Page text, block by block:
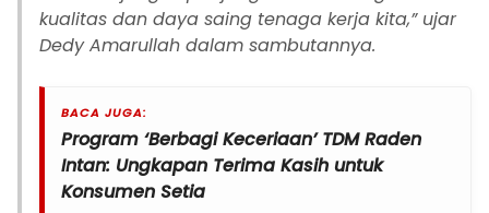
kualitas dan daya saing tenaga kerja kita,” ujar
Dedy Amarullah dalam sambutannya.
BACA JUGA:
Program ‘Berbagi Keceriaan’ TDM Raden
Intan: Ungkapan Terima Kasih untuk
Konsumen Setia